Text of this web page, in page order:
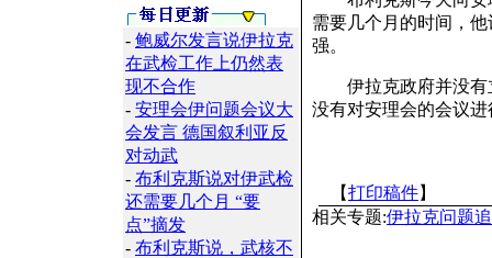
- 鲍威尔发言说伊拉克
在武检工作上仍然表
现不合作
- 安理会伊问题会议大
会发言 德国叙利亚反
对动武
- 布利克斯说对伊武检
还需要几个月 “要
点”摘发
- 布利克斯说，武核不
需要几个月的时间，
强。
伊拉克政府并没有
没有对安理会的会议
【打印稿件】
相关专题:伊拉克问题